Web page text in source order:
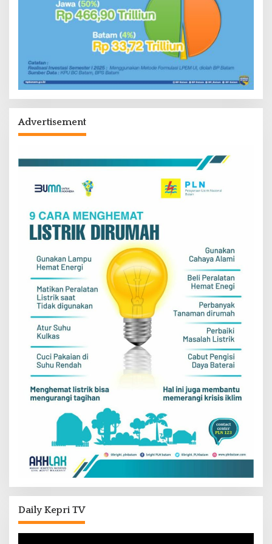
Advertisement
Daily Kepri TV